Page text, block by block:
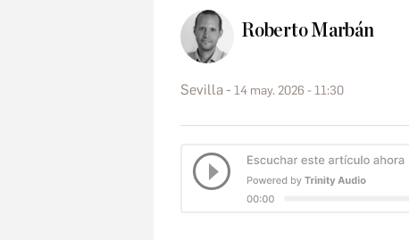
Roberto Marbán
Sevilla 14 may. 2026 - 11:30